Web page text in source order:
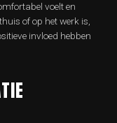
voelt en
of op het werk is,
invloed hebben